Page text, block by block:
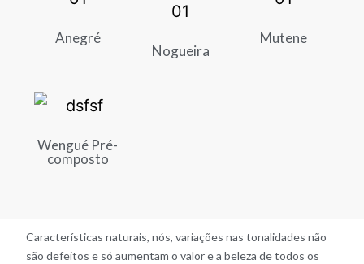
Anegré
Nogueira
Mutene
Wengué Pré-
composto
Características naturais, nós, variações nas tonalidades não
são defeitos e só aumentam o valor e a beleza de todos os